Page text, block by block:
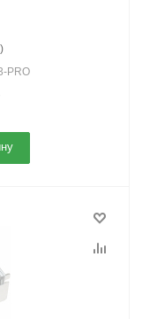
PRO